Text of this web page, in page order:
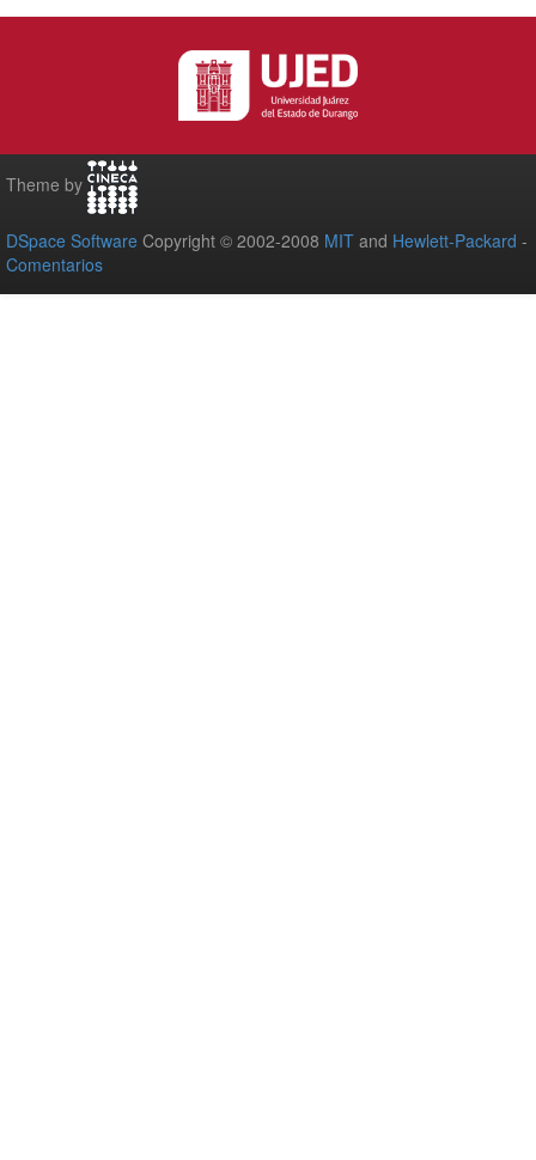
Theme by
DSpace Software Copyright © 2002-2008 MIT and Hewlett-Packard -
Comentarios